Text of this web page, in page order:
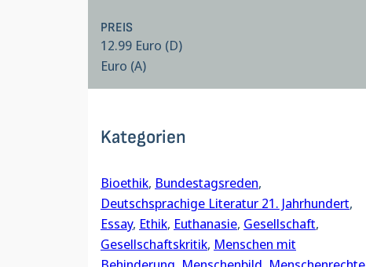
PREIS
12.99 Euro (D)
Euro (A)
Kategorien
Bioethik, Bundestagsreden
Deutschsprachige Literatur 21. Jahrhundert
Essay, Ethik, Euthanasie, Gesellschaft
Gesellschaftskritik, Menschen mit